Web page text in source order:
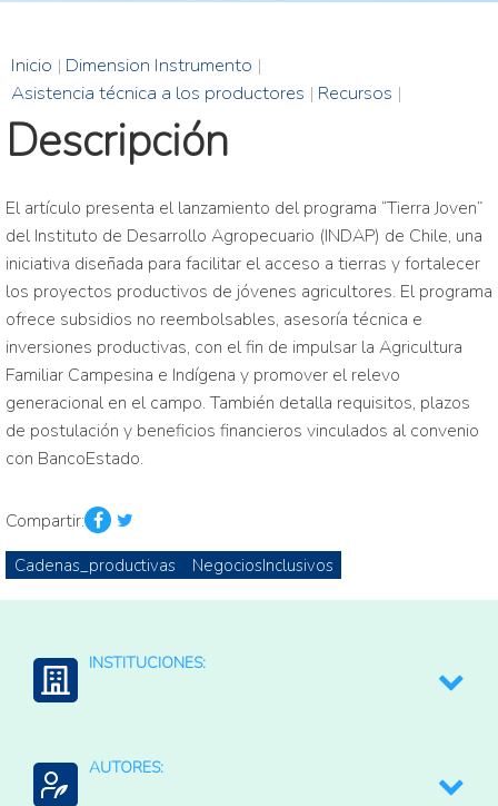
Inicio | Dimension Instrumento |
Asistencia técnica a los productores | Recursos |
Descripción
El artículo presenta el lanzamiento del programa “Tierra Joven”
del Instituto de Desarrollo Agropecuario (INDAP) de Chile, una
iniciativa diseñada para facilitar el acceso a tierras y fortalecer
los proyectos productivos de jóvenes agricultores. El programa
ofrece subsidios no reembolsables, asesoría técnica e
inversiones productivas, con el fin de impulsar la Agricultura
Familiar Campesina e Indígena y promover el relevo
generacional en el campo. También detalla requisitos, plazos
de postulación y beneficios financieros vinculados al convenio
con BancoEstado.
Compartir:
Cadenas_productivas NegociosInclusivos
INSTITUCIONES:
AUTORES: